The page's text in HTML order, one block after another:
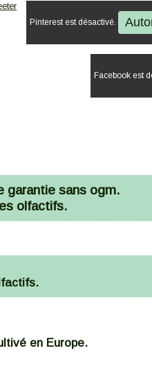
Pinterest est désactivé.
Facebook est
garantie sans ogm.
olfactifs.
en Europe.